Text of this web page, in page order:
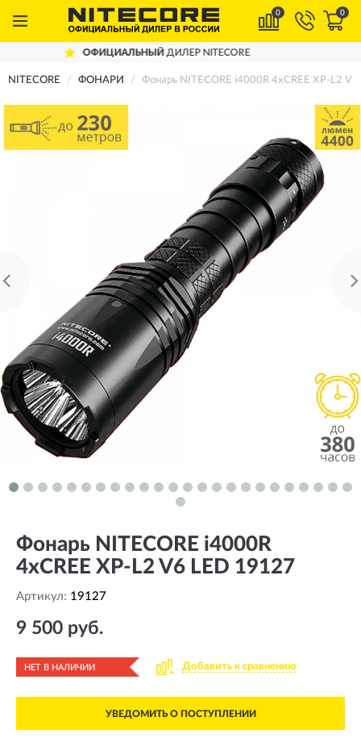
0 0
ДИЛЕР NITECORE
NITECORE ФОНАРИ Фонарь NITECORE i4000R 4xCREE XP-L2
Фонарь NITECORE i4000R
4xCREE XP-L2 V6 LED 19127
Артикул: 19127
9 500 руб.
НЕТ В НАЛИЧИИ Добавить к сравнению
УВЕДОМИТЬ О ПОСТУПЛЕНИИ